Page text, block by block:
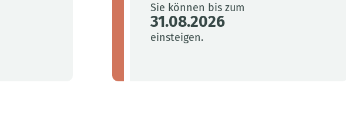
Sie können bis zum
31.08.2026
einsteigen.